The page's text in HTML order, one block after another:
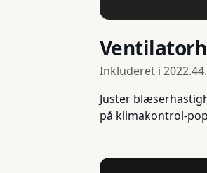
Inkluderet i
Juster
på klimakontrol-